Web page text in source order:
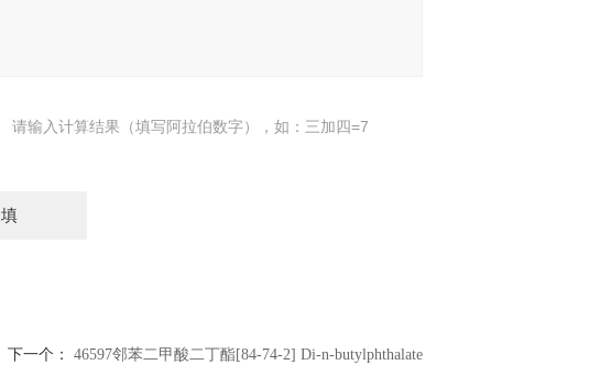
请输入计算结果（填写阿拉伯数字），如：三加四=7
下一个： 46597邻苯二甲酸二丁酯[84-74-2] Di-n-butylphthalate